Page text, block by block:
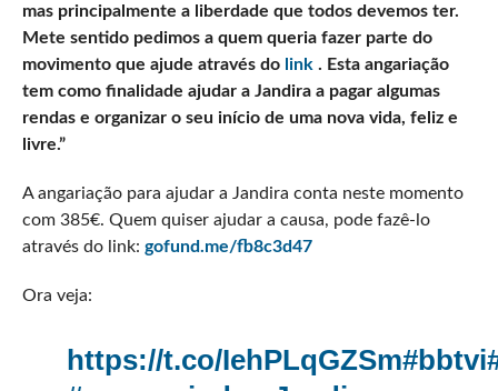
mas principalmente a liberdade que todos devemos ter.
Mete sentido pedimos a quem queria fazer parte do
movimento que ajude através do link . Esta angariação
tem como finalidade ajudar a Jandira a pagar algumas
rendas e organizar o seu início de uma nova vida, feliz e
livre.”
A angariação para ajudar a Jandira conta neste momento
com 385€. Quem quiser ajudar a causa, pode fazê-lo
através do link: gofund.me/fb8c3d47
Ora veja:
https://t.co/IehPLqGZSm#bbtvi